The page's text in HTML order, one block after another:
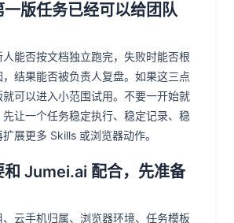
一版任务已经可以给团队
能否按文档独立跑完，失败时能否根
结果能否被负责人复盘。如果这三点
可以进入小范围试用。不要一开始就
让一个任务稳定执行、稳定记录、稳
展更多 Skills 或浏览器动作。
和 Jumei.ai 配合，先准备
云手机归属、浏览器环境、任务模板